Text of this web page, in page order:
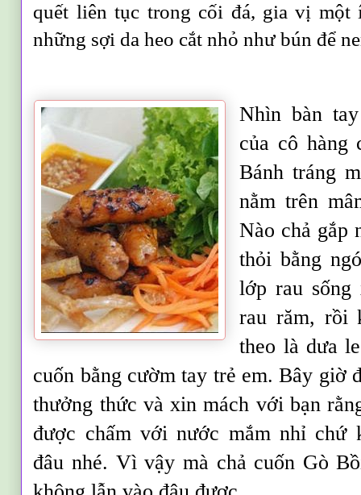
quết liên tục trong cối đá, gia vị
những sợi da heo cắt nhỏ như bún để
Nhìn bàn
của cô hàng
Bánh tráng
nằm trên
Nào chả gắp
thỏi bằng
lớp rau sống
rau răm, rồi
theo là dưa
cuốn bằng cườm tay trẻ em. Bây giờ
thưởng thức và xin mách với bạn
được chấm với nước mắm nhỉ chứ
đâu nhé. Vì vậy mà chả cuốn Gò